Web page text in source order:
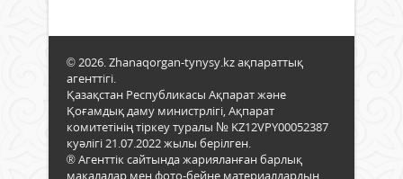
© 2026. Zhanaqorgan-tynysy.kz ақпараттық
агенттігі.
Қазақстан Республикасы Ақпарат және
Қоғамдық даму министрлігі, Ақпарат
комитетінің тіркеу туралы № KZ12VPY00052387
куәлігі 21.07.2022 жылы берілген.
® Агенттік сайтында жарияланған барлық
мақалалар мен фото-бейне материалдардың